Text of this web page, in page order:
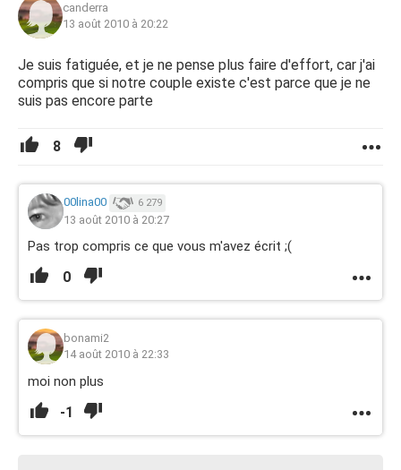
canderra
13 août 2010 à 20:22
Je suis fatiguée, et je ne pense plus faire d'effort, car j'ai
compris que si notre couple existe c'est parce que je ne
suis pas encore parte
8
00lina00 6 279
13 août 2010 à 20:27
Pas trop compris ce que vous m'avez écrit ;(
0
bonami2
14 août 2010 à 22:33
moi non plus
-1